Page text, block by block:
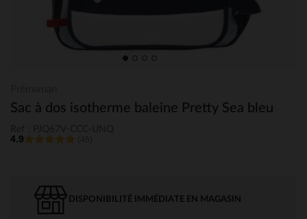
Sac à dos isotherme baleine Pretty Sea bleu
4.9
DISPONIBILITÉ IMMÉDIATE EN MAGASIN